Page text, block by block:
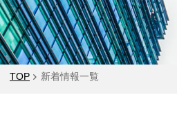
TOP 新着情報一覧